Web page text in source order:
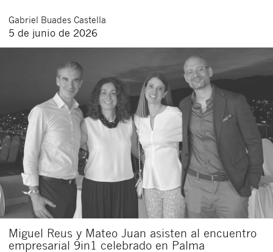
Gabriel Buades Castella
5 de junio de 2026
Miguel Reus y Mateo Juan asisten al encuentro
empresarial 9in1 celebrado en Palma